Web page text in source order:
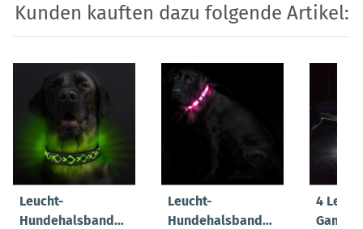
Kunden kauften dazu folgende Artikel:
Leucht-
Hundehalsband
Leucht-
Hundehalsband
4